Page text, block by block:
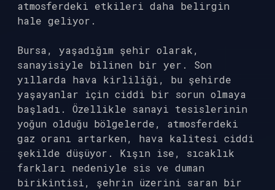
atmosferdeki etkileri daha belirgin
hale geliyor.
Bursa, yaşadığım şehir olarak,
sanayisiyle bilinen bir yer. Son
yıllarda hava kirliliği, bu şehirde
yaşayanlar için ciddi bir sorun olmaya
başladı. Özellikle sanayi tesislerinin
yoğun olduğu bölgelerde, atmosferdeki
gaz oranı artarken, hava kalitesi ciddi
şekilde düşüyor. Kışın ise, sıcaklık
farkları nedeniyle sis ve duman
birikintisi, şehrin üzerini saran bir